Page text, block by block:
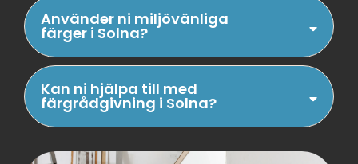
Använder ni miljövänliga
färger i Solna?
Kan ni hjälpa till med
färgrådgivning i Solna?